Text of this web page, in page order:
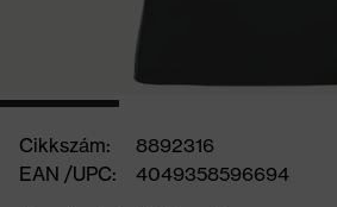
Cikkszám:
8892316
EAN /UPC:
4049358596694